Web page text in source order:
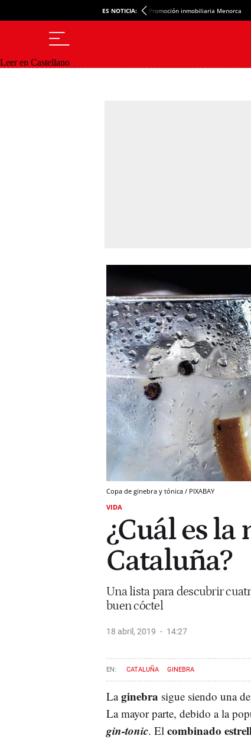
ES NOTICIA: Promoción inmobiliaria Menorca
Leer en Castellano
Copa de ginebra y tónica / PIXABAY
VIDA
¿Cuál es
Cataluña?
Una lista para descubrir
buen cóctel
18 abril, 2019 14:27
CATALUÑA GINEBRA
Laginebra sigue siendo una
La mayor parte, debido a la
gin-tonic. El combinado